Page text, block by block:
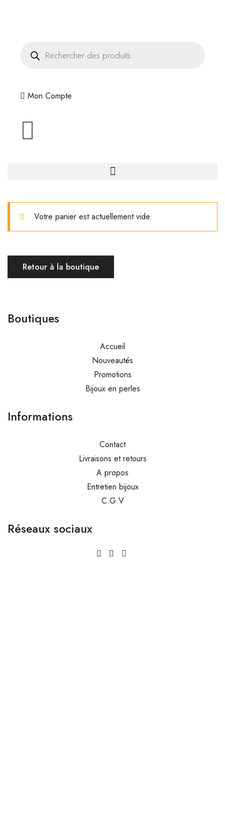
Mon Compte
Votre panier est actuellement vide.
Retour à la boutique
Boutiques
Accueil
Nouveautés
Promotions
Bijoux en perles
Informations
Contact
Livraisons et retours
A propos
Entretien bijoux
C.G.V
Réseaux sociaux